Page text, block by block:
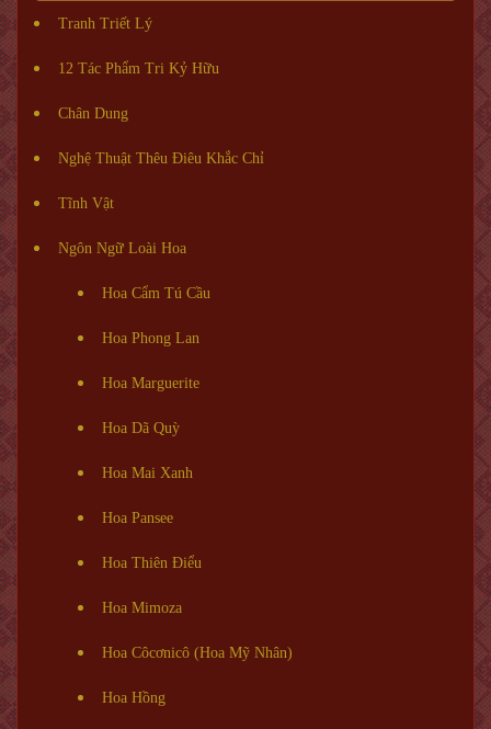
Tranh Triết Lý
12 Tác Phẩm Tri Kỷ Hữu
Chân Dung
Nghệ Thuật Thêu Điêu Khắc Chỉ
Tĩnh Vật
Ngôn Ngữ Loài Hoa
Hoa Cẩm Tú Cầu
Hoa Phong Lan
Hoa Marguerite
Hoa Dã Quỳ
Hoa Mai Xanh
Hoa Pansee
Hoa Thiên Điểu
Hoa Mimoza
Hoa Côcơnicô (Hoa Mỹ Nhân)
Hoa Hồng